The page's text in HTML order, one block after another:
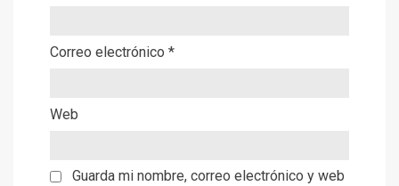
Correo electrónico *
Web
Guarda mi nombre, correo electrónico y web